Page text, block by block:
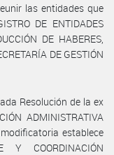
las entidades que
DE ENTIDADES
DE HABERES,
DE GESTIÓN
Resolución de la ex
ADMINISTRATIVA
establece
Y COORDINACIÓN